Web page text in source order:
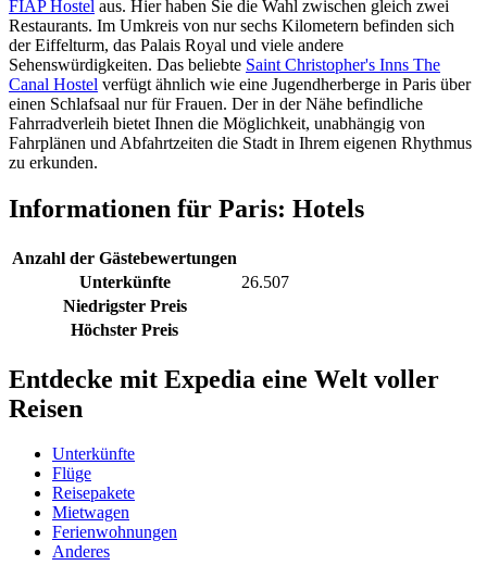
FIAP Hostel aus. Hier haben Sie die Wahl zwischen gleich zwei
Restaurants. Im Umkreis von nur sechs Kilometern befinden sich
der Eiffelturm, das Palais Royal und viele andere
Sehenswürdigkeiten. Das beliebte Saint Christopher's Inns The
Canal Hostel verfügt ähnlich wie eine Jugendherberge in Paris über
einen Schlafsaal nur für Frauen. Der in der Nähe befindliche
Fahrradverleih bietet Ihnen die Möglichkeit, unabhängig von
Fahrplänen und Abfahrtzeiten die Stadt in Ihrem eigenen Rhythmus
zu erkunden.
Informationen für Paris: Hotels
Anzahl der Gästebewertungen
Unterkünfte
26.507
Niedrigster Preis
Höchster Preis
Entdecke mit Expedia eine Welt voller
Reisen
Unterkünfte
Flüge
Reisepakete
Mietwagen
Ferienwohnungen
Anderes